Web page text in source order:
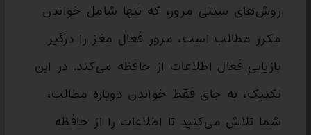
روش‌های سنتی مرور، که تنها شامل خواندن
مکرر مطالب است، مرور فعال مغز را درگیر
بازیابی فعال اطلاعات از حافظه می‌کند. در این
تکنیک، به جای فقط خواندن دوباره مطالب،
شما تلاش می‌کنید تا اطلاعات را از حافظه